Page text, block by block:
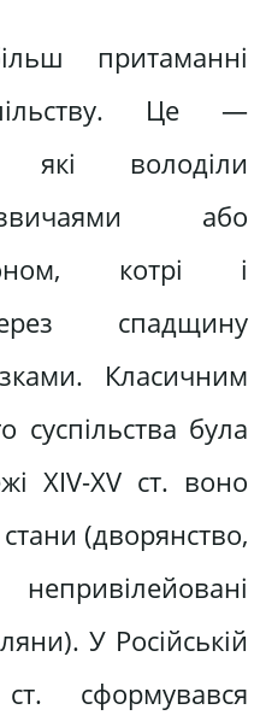
притаманні
Це —
які володіли
або
котрі і
спадщину
Класичним
суспільства була
XIV-XV ст. воно
(дворянство,
У Російській
сформувався